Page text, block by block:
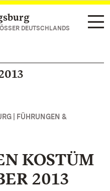
DEUTSCHLANDS
| FÜHRUNGEN &
KOSTÜM
2013